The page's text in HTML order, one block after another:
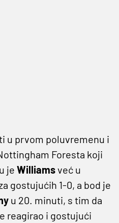
u prvom poluvremenu i
Foresta koji
je Williamsveć u
gostujućih 1-0, a bod je
u 20. minuti, s tim da
reagirao i gostujući